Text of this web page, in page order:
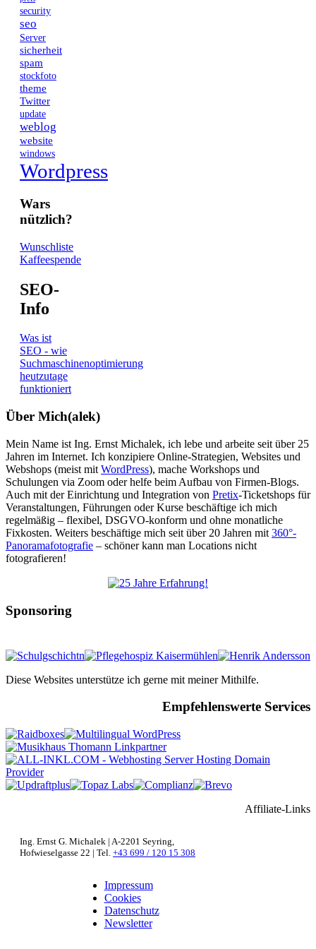
security
seo
Server
sicherheit
spam
stockfoto
theme
Twitter
update
weblog
website
windows
Wordpress
Wars
nützlich?
Wunschliste
Kaffeespende
SEO-
Info
Was ist
SEO - wie
Suchmaschinenoptimierung
heutzutage
funktioniert
Über Mich(alek)
Mein Name ist Ing. Ernst Michalek, ich lebe und arbeite seit über 25
Jahren im Internet. Ich konzipiere Online-Strategien, Websites und
Webshops (meist mit WordPress), mache Workshops und
Schulungen via Zoom oder helfe beim Aufbau von Firmen-Blogs.
Auch mit der Einrichtung und Integration von Pretix-Ticketshops für
Veranstaltungen, Führungen oder Kurse beschäftige ich mich
regelmäßig – flexibel, DSGVO-konform und ohne monatliche
Fixkosten. Weiters beschäftige mich seit über 20 Jahren mit 360°-
Panoramafotografie – schöner kann man Locations nicht
fotografieren!
Sponsoring
Diese Websites unterstütze ich gerne mit meiner Mithilfe.
Empfehlenswerte Services
Affiliate-Links
Ing. Ernst G. Michalek | A-2201 Seyring,
Hofwieselgasse 22 | Tel. +43 699 / 120 15 308
Impressum
Cookies
Datenschutz
Newsletter